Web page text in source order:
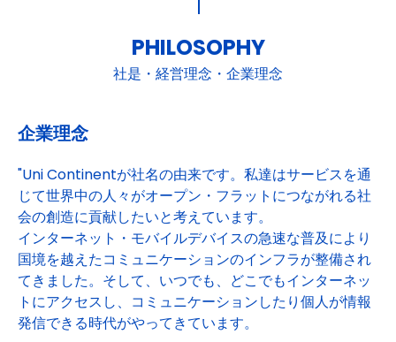
PHILOSOPHY
社是・経営理念・企業理念
企業理念
"Uni Continentが社名の由来です。私達はサービスを通
じて世界中の人々がオープン・フラットにつながれる社
会の創造に貢献したいと考えています。
インターネット・モバイルデバイスの急速な普及により
国境を越えたコミュニケーションのインフラが整備され
てきました。そして、いつでも、どこでもインターネッ
トにアクセスし、コミュニケーションしたり個人が情報
発信できる時代がやってきています。